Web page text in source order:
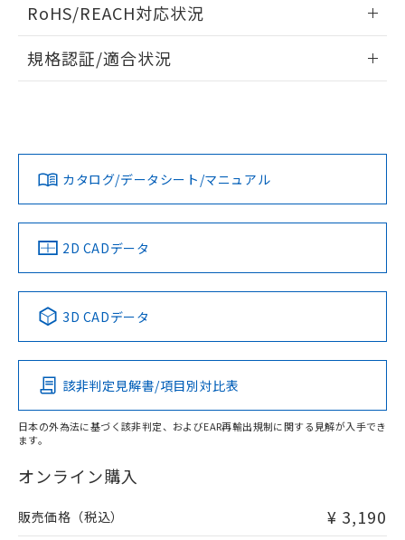
ドすることができます。
ログイン/会員登録
ダウンロードデータをご利用いただく前に、以下を必ずお読
みください。
ソフトウェアの使用条件
RoHS/REACH対応状況
EU RoHS 注意事項・凡例
対応済み
中国 RoHS 注意事項・凡例
Pb Hg Cd Cr(VI)
O
在庫等で未対応品が混在する可能性があります。
問い合わせください。
規格認証/適合状況
カタログ/データシート/マニュアル
2D CADデータ
3D CADデータ
該非判定見解書/項目別対比表
日本の外為法に基づく該非判定、およびEAR再輸出規制に関する見解が入手でき
ます。
オンライン購入
販売価格（税込） ¥ 3,190